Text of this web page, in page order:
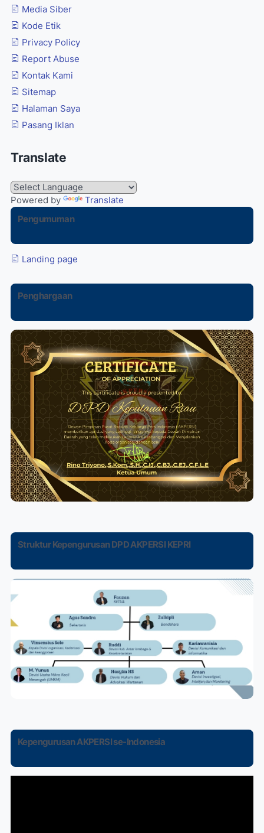
Media Siber
Kode Etik
Privacy Policy
Report Abuse
Kontak Kami
Sitemap
Halaman Saya
Pasang Iklan
Translate
Powered by
Translate
Pengumuman
Landing page
Penghargaan
Struktur Kepengurusan DPD AKPERSI KEPRI
Kepengurusan AKPERSI se-Indonesia